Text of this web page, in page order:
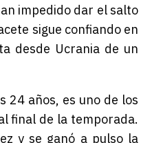
impedido dar el salto
sigue confiando en
desde Ucrania de un
24 años, es uno de los
final de la temporada.
y se ganó a pulso la